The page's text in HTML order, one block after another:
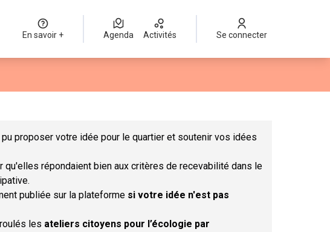
En savoir + Agenda Activités Se connecter
proposer votre idée pour le quartier et soutenir vos idées
répondaient bien aux critères de recevabilité dans le
publiée sur la plateforme si votre idée n'est pas
les ateliers citoyens pour l’écologie par